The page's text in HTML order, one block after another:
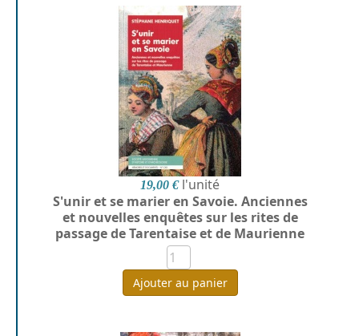
19,00 € l'unité
S'unir et se marier en Savoie. Anciennes
et nouvelles enquêtes sur les rites de
passage de Tarentaise et de Maurienne
Ajouter au panier